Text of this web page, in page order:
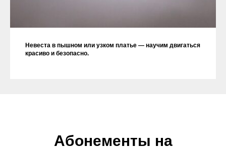
Невеста в пышном или узком платье — научим двигаться
красиво и безопасно.
Абонементы на